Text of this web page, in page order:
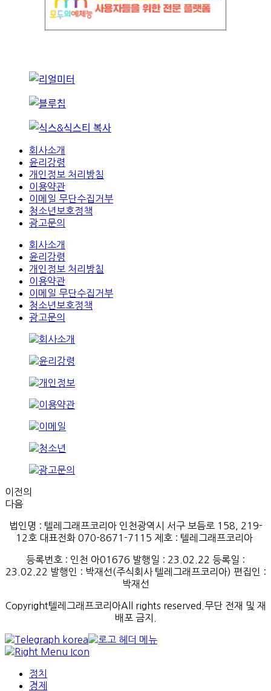
회사소개
윤리강령
개인정보 처리방침
이용약관
이메일 무단수집거부
청소년보호정책
광고문의
회사소개
윤리강령
개인정보 처리방침
이용약관
이메일 무단수집거부
청소년보호정책
광고문의
이전의
다음
법인명 : 텔레그래프코리아 인천광역시 서구 보듬로 158, 219-
12호 대표전화 070-8671-7115 제호 : 텔레그래프코리아
등록번호 : 인천 아01676 발행일 : 23.02.22 등록일 :
23.02.22 발행인 : 박재선(주식회사텔레그래프코리아) 편집인 :
박재선
Copyright텔레그래프코리아All rights reserved.무단 전재 및 재
배포 금지.
정치
경제